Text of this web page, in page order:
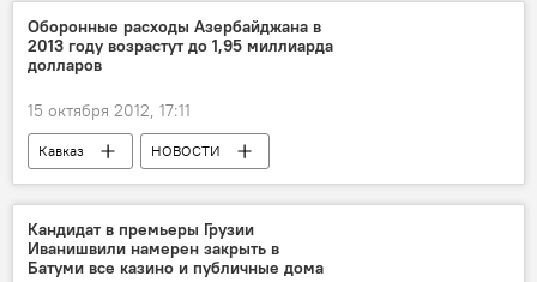
Оборонные расходы Азербайджана в
2013 году возрастут до 1,95 миллиарда
долларов
15 октября 2012, 17:11
Кавказ НОВОСТИ
Кандидат в премьеры Грузии
Иванишвили намерен закрыть в
Батуми все казино и публичные дома